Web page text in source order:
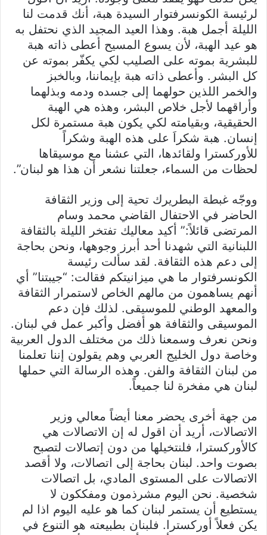
لرئيسة الكونسرفتوار السيدة هبة، أنك قدمت لنا
الليلة أجمل هبة. وهذا العيد المجيد الذي نحتفل به
هو عيد الهبة، لأن يسوع المسيح أعطى ذاته هبة
للبشرية بموته على الصليب لكي يكفّر بموته عن
كل البشر. وأعطى ذاته هبة بإيماننا، وبالخبز
والخمر اللذين حولهما إلى جسده ودمه وبذلهما
وأراقهما لأجل خلاص البشر، وهذه هي الهبة
الحقيقية، وبقيامته لكي يكون هبة مستمرة لكل
إنسان. هبة شكراَ على هذه الهبة وشكراً
للأوركسترا ولقائدها، التي عشنا مع موسيقاها
لحظات من السماء، جعلتنا نشعر أن هذا هو لبنان”.
ووجّه غبطة البطريرك تحية إلى وزير الثقافة
الحاضر في الاحتفال القاضي محمد وسام
المرتضى قائلاً:” أكيد معاليك تفتخر الليلة بالثقافة
اللبنانية التي شهدنا أحد أبرز وجوهها، ونحن بحاجة
إلى دعم هذه الثقافة. لقد سألت رئيسة
الكونسرفتوار ما هي ميزانيتكم فقالت: “جيبتنا” أي
أنهم يساهمون من مالهم الخاص لاستمرار الثقافة
والمعهد الوطني للموسيقى. لذلك فإن دعم
الموسيقى والثقافة هو أفضل وأكبر عمل في لبنان.
ونحن نعرف وسمعنا ذلك من مختلف الدول العربية
وخاصة دول الخليج العربي وهم يقولون إننا تعلمنا
من لبنان الثقافة والفن. وهذه الرسالة التي حملها
لبنان هي مفخرة لنا جميعاً.
من جهة أخرى يحضر معنا أيضاً معالي وزير
الاتصالات، أريد أن اقول له إن الاتصالات هي
كالأوركسترا، فلنتخيلها من دون إتصالات لتصبح
بصوت واحد. لبنان بحاجة إلى اتصالات، ولا أقصد
الاتصالات على المستوى المادي، بل اتصالات
شخصية. نحن اليوم مشرذمون ومفككون لا
يستطيع أن يستمر لبنان كما هو عليه اليوم اذا لم
يكن فعلاً أوركسترا. فلبنان بطبيعته هو التنوع في